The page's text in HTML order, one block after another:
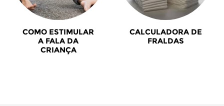
COMO ESTIMULAR
A FALA DA
CRIANÇA
CALCULADORA DE
FRALDAS